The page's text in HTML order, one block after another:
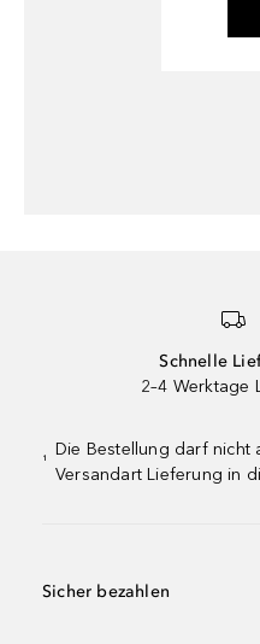
Schnelle
2–4 Werktage
¹
Die Bestellung darf nicht
Versandart Lieferung in
Sicher bezahlen